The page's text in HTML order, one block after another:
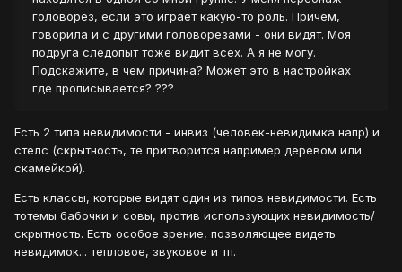
головорез, если это играет какую-то роль. Причем,
говорила и с другими головорезами - они видят. Моя
подруга следопыт тоже видит всех. А я не могу.
Подскажите, в чем причина? Может это в настройках
где прописывается? ???
Есть 2 типа невидимости - инвиз (человек-невидимка напр) и
стелс (скрытность, те притворится например деревом или
скамейкой).
Есть классы, которые видят один из типов невидимости. Есть
тотемы бабочки и совы, против использующих невидимость/
скрытность. Есть особое зрение, позволяющее видеть
невидимок... тепловое, звуковое и тп.